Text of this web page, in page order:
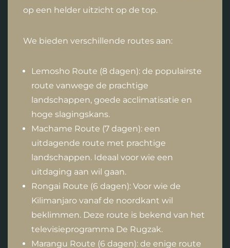
op een helder uitzicht op de top.
We bieden verschillende routes aan:
Lemosho Route (8 dagen): de populairste
route vanwege de prachtige
landschappen, goede acclimatisatie en
hoge slagingskans.
Machame Route (7 dagen): een
uitdagende route met prachtige
landschappen. Ideaal voor wie een
uitdaging aan wil gaan.
Rongai Route (6 dagen): Voor wie de
Kilimanjaro vanaf de noordkant wil
beklimmen. Deze route is bekend van het
televisieprogramma De Rugzak.
Marangu Route (6 dagen): de enige route